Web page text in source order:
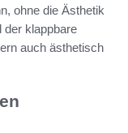
ohne die Ästhetik
der klappbare
auch ästhetisch